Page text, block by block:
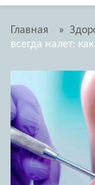
Главная »
всегда налет: